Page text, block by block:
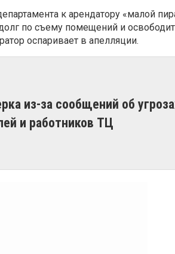
к арендатору «малой
по съему помещений и
оспаривает в апелляции.
из-за сообщений об
и работников ТЦ